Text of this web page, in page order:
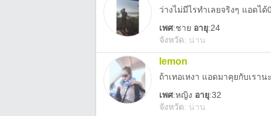
ว่างไม่มีไรทำเลยจริงๆ แอดได้
เพศ:ชาย อายุ:24
จังหวัด: น่าน
lemon
ถ้าเทอเหงา แอดมาคุยกับเรานะ
เพศ:หญิง อายุ:32
จังหวัด: น่าน